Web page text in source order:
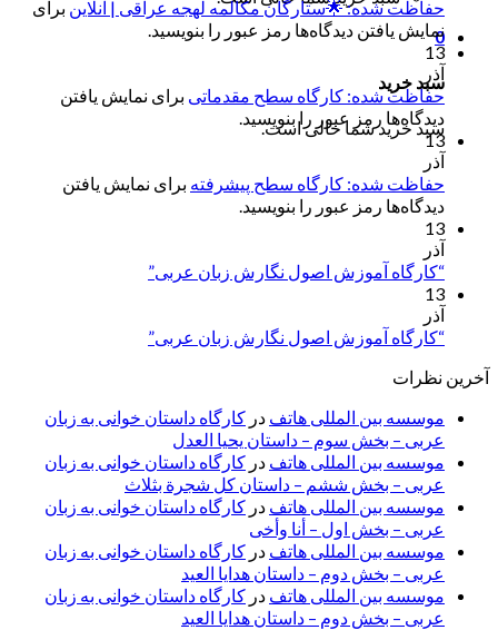
0
سبد خرید
سبد خرید شما خالی است.
حفاظت شده: 🌟ستارگان مکالمه لهجه عراقی | آنلاین برای
نمایش یافتن دیدگاه‌ها رمز عبور را بنویسید.
13
آذر
حفاظت شده: کارگاه سطح مقدماتی برای نمایش یافتن
دیدگاه‌ها رمز عبور را بنویسید.
13
آذر
حفاظت شده: کارگاه سطح پیشرفته برای نمایش یافتن
دیدگاه‌ها رمز عبور را بنویسید.
13
آذر
“کارگاه آموزش اصول نگارش زبان عربی”
13
آذر
“کارگاه آموزش اصول نگارش زبان عربی”
آخرین نظرات
موسسه بین المللی هاتف در کارگاه داستان خوانی به زبان
عربی – بخش سوم – داستان یحیا العدل
موسسه بین المللی هاتف در کارگاه داستان خوانی به زبان
عربی – بخش ششم – داستان کل شجرة بثلاث
موسسه بین المللی هاتف در کارگاه داستان خوانی به زبان
عربی – بخش اول – أنا وأخی
موسسه بین المللی هاتف در کارگاه داستان خوانی به زبان
عربی – بخش دوم – داستان هدایا العید
موسسه بین المللی هاتف در کارگاه داستان خوانی به زبان
عربی – بخش دوم – داستان هدایا العید